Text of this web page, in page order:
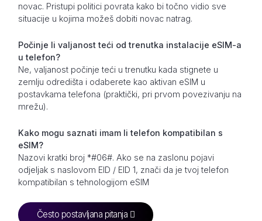
novac. Pristupi politici povrata kako bi točno vidio sve
situacije u kojima možeš dobiti novac natrag.
Počinje li valjanost teći od trenutka instalacije eSIM-a
u telefon?
Ne, valjanost počinje teći u trenutku kada stignete u
zemlju odredišta i odaberete kao aktivan eSIM u
postavkama telefona (praktički, pri prvom povezivanju na
mrežu).
Kako mogu saznati imam li telefon kompatibilan s
eSIM?
Nazovi kratki broj *#06#. Ako se na zaslonu pojavi
odjeljak s naslovom EID / EID 1, znači da je tvoj telefon
kompatibilan s tehnologijom eSIM
Često postavljana pitanja